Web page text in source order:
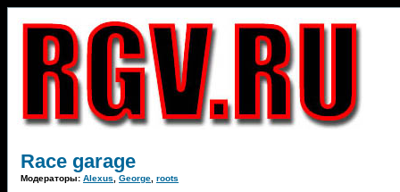
Race garage
Модераторы: Alexus George roots